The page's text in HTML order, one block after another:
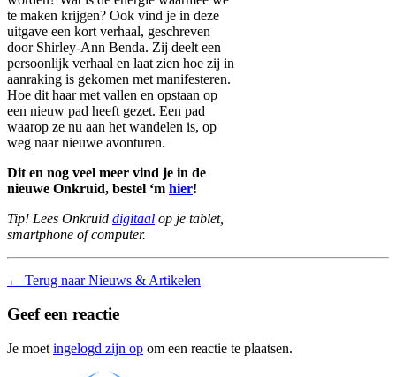
te maken krijgen? Ook vind je in deze
uitgave een kort verhaal, geschreven
door Shirley-Ann Benda. Zij deelt een
persoonlijk verhaal en laat zien hoe zij in
aanraking is gekomen met manifesteren.
Hoe dit haar met vallen en opstaan op
een nieuw pad heeft gezet. Een pad
waarop ze nu aan het wandelen is, op
weg naar nieuwe avonturen.
Dit en nog veel meer vind je in de
nieuwe Onkruid, bestel ‘m hier!
Tip! Lees Onkruid digitaal op je tablet,
smartphone of computer.
← Terug naar Nieuws & Artikelen
Geef een reactie
Je moet ingelogd zijn op om een reactie te plaatsen.